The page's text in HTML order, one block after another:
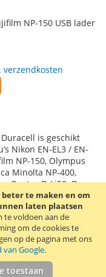
te maken en om
laten plaatsen
te voldoen aan de
om de cookies te
op de pagina met ons
van Google.
toestaan
NP-150 USB lader
verzendkosten
is geschikt
Nikon EN-EL3 / EN-
NP-150, Olympus
Minolta NP-400,
Pentax D-Li50. Deze
in de Nikon D50
/ D100 / D200 /
Fujifilm FinePix S5
Dual USB lader